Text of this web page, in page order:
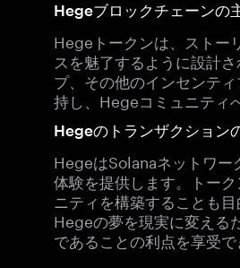
Hegeブロックチェーンの
Hegeトークンは、ストー
スを魅了するように設計
プ、その他のインセンテ
持し、Hegeコミュニティ
Hegeのトランザクション
HegeはSolanaネットワー
体験を提供します。トー
ニティを構築することも
Hegeの夢を現実に変える
であることの利点を享受で